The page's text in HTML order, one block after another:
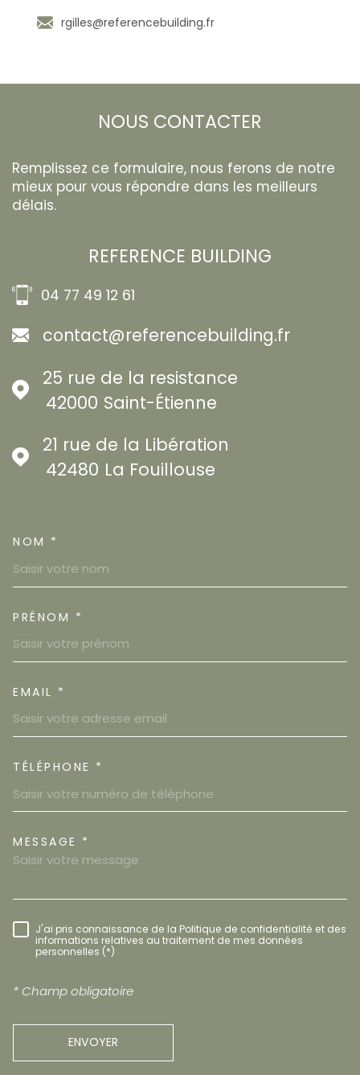
rgilles@referencebuilding.fr
NOUS CONTACTER
Remplissez ce formulaire, nous ferons de notre
mieux pour vous répondre dans les meilleurs
délais.
REFERENCE BUILDING
04 77 49 12 61
contact@referencebuilding.fr
25 rue de la resistance
42000
Saint-Étienne
21 rue de la Libération
42480
La Fouillouse
NOM *
PRÉNOM *
EMAIL *
TÉLÉPHONE *
MESSAGE *
RÈGLEMENTATION
J'ai pris connaissance de la Politique de confidentialité et des
informations relatives au traitement de mes données
personnelles (*)
* Champ obligatoire
ENVOYER